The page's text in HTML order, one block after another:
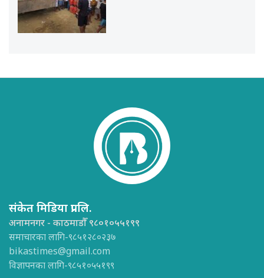
संकेत मिडिया प्रा.लि.
अनामनगर - काठमाडौँ ९८०१०५५१९९
समाचारका लागि-९८५१२८०२३७
bikastimes@gmail.com
विज्ञापनका लागि-९८५१०५५१९९